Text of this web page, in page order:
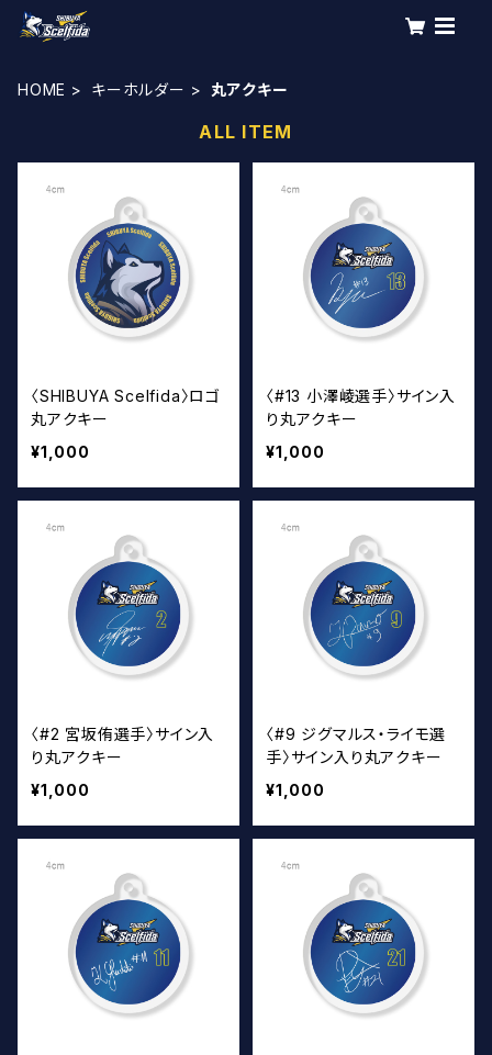
HOME キーホルダー 丸アクキー
ALL ITEM
〈SHIBUYA Scelfida〉ロゴ
丸アクキー
¥1,000
〈#13 小澤崚選手〉サイン入
り丸アクキー
¥1,000
〈#2 宮坂侑選手〉サイン入
り丸アクキー
¥1,000
〈#9 ジグマルス・ライモ選
手〉サイン入り丸アクキー
¥1,000